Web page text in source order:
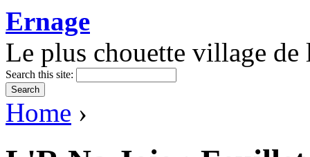
Ernage
Le plus chouette village de
Search this site:
Home ›